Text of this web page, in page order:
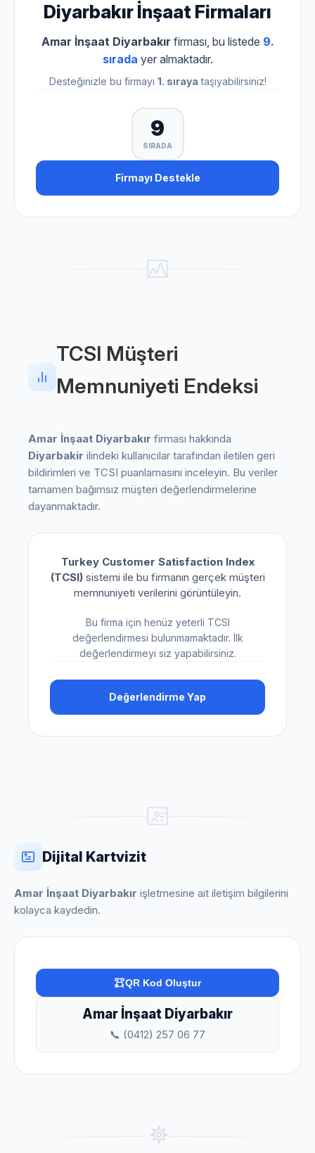
Diyarbakır İnşaat Firmaları
Amar İnşaat Diyarbakır firması, bu listede 9.
sırada yer almaktadır.
Desteğinizle bu firmayı 1. sıraya taşıyabilirsiniz!
9
SIRADA
Firmayı Destekle
TCSI Müşteri
Memnuniyeti Endeksi
Amar İnşaat Diyarbakır firması hakkında
Diyarbakir ilindeki kullanıcılar tarafından iletilen geri
bildirimleri ve TCSI puanlamasını inceleyin. Bu veriler
tamamen bağımsız müşteri değerlendirmelerine
dayanmaktadır.
Turkey Customer Satisfaction Index
(TCSI)sistemi ile bu firmanın gerçek müşteri
memnuniyeti verilerini görüntüleyin.
Bu firma için henüz yeterli TCSI
değerlendirmesi bulunmamaktadır. İlk
değerlendirmeyi siz yapabilirsiniz.
Değerlendirme Yap
Dijital Kartvizit
Amar İnşaat Diyarbakır işletmesine ait iletişim bilgilerini
kolayca kaydedin.
QR Kod Oluştur
Amar İnşaat Diyarbakır
📞 (0412) 257 06 77